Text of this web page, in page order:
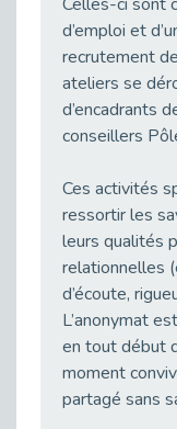
Publié le 20/04/2026
Publié le 20/04/2026
Publié le 20/04/2026
Publié le 13/04/2026
Publié le 13/04/2026
Publié le 11/04/2026
d’emploi et
recrutement
ateliers se
d’encadrants
conseillers
Ces activités
ressortir les
leurs qualités
relationnelles
d’écoute,
L’anonymat
en tout début
moment
partagé sans